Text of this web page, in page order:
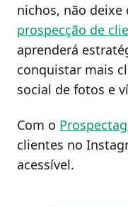
nichos, não deixe
prospecção de
aprenderá
conquistar mais
social de fotos e
Com o
clientes no
acessível.